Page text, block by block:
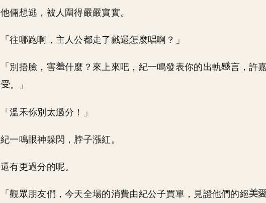
他倆想逃，被人圍得嚴嚴實實。
「往哪跑啊，主人公都走了戲還怎麼唱啊？」
「別捂臉，害 什麼？來上來吧，紀一鳴發表你的出軌
言，許
。」
「溫禾你別太過分！」
紀一鳴眼神躲閃，脖子漲紅。
還有更過分的呢。
「觀眾朋友們，今天全場的消費由紀公子買單，見證他們的絕